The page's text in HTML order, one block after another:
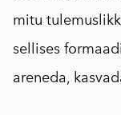
mitu
sellises
areneda,